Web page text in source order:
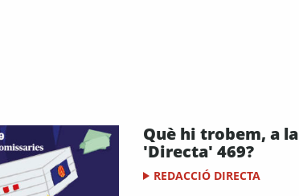
Què hi trobem, a la
'Directa' 469?
REDACCIÓ DIRECTA